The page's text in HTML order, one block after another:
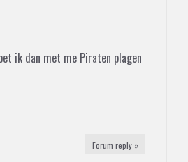
ik dan met me Piraten plagen
Forum reply »